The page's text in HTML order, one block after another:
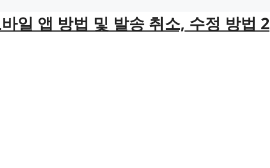
일 앱 방법 및 발송 취소, 수정 방법 2